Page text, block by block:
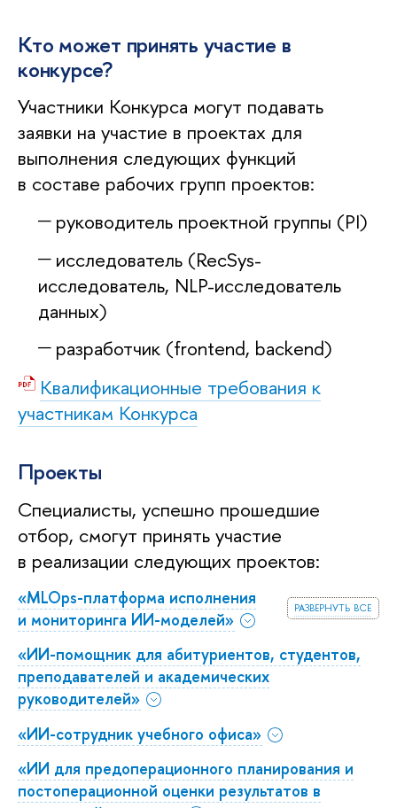
Кто может принять участие в
конкурсе?
Участники Конкурса могут подавать
заявки на участие в проектах для
выполнения следующих функций
в составе рабочих групп проектов:
руководитель проектной группы (PI)
исследователь (RecSys-
исследователь, NLP-исследователь
данных)
разработчик (frontend, backend)
Квалификационные требования к
участникам Конкурса
Проекты
Специалисты, успешно прошедшие
отбор, смогут принять участие
в реализации следующих проектов:
развернуть все
«MLOps-платформа исполнения
и мониторинга ИИ-моделей»
«ИИ-помощник для абитуриентов, студентов,
преподавателей и академических
руководителей»
«ИИ-сотрудник учебного офиса»
«ИИ для предоперационного планирования и
постоперационной оценки результатов в